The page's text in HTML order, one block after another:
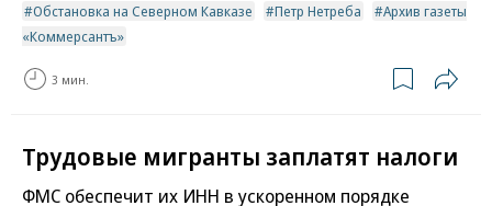
Обстановка на Северном Кавказе
Петр Нетреба
Архив газеты
«Коммерсантъ»
3 мин.
Трудовые мигранты заплатят налоги
ФМС обеспечит их ИНН в ускоренном порядке